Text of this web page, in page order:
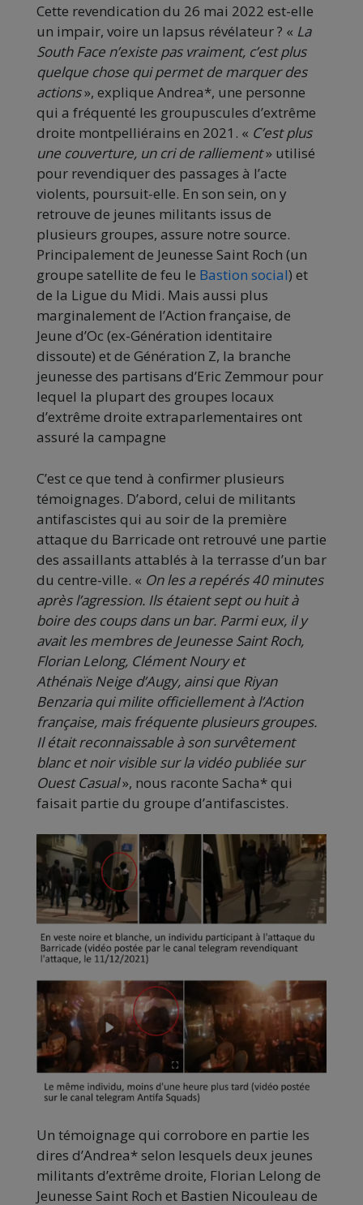
Cette revendication du 26 mai 2022 est-elle
un impair, voire un lapsus révélateur ? « La
South Face n’existe pas vraiment, c’est plus
quelque chose qui permet de marquer des
actions», explique Andrea*, une personne
qui a fréquenté les groupuscules d’extrême
droite montpelliérains en 2021. « C’est plus
une couverture, un cri de ralliement» utilisé
pour revendiquer des passages à l’acte
violents, poursuit-elle. En son sein, on y
retrouve de jeunes militants issus de
plusieurs groupes, assure notre source.
Principalement de Jeunesse Saint Roch (un
groupe satellite de feu le Bastion social) et
de la Ligue du Midi. Mais aussi plus
marginalement de l’Action française, de
Jeune d’Oc (ex-Génération identitaire
dissoute) et de Génération Z, la branche
jeunesse des partisans d’Eric Zemmour pour
lequel la plupart des groupes locaux
d’extrême droite extraparlementaires ont
assuré la campagne
C’est ce que tend à confirmer plusieurs
témoignages. D’abord, celui de militants
antifascistes qui au soir de la première
attaque du Barricade ont retrouvé une partie
des assaillants attablés à la terrasse d’un bar
du centre-ville. « On les a repérés 40 minutes
après l’agression. Ils étaient sept ou huit à
boire des coups dans un bar. Parmi eux, il y
avait les membres de Jeunesse Saint Roch,
Florian Lelong, Clément Noury et
Athénaïs Neige d’Augy, ainsi que Riyan
Benzaria qui milite officiellement à l’Action
française, mais fréquente plusieurs groupes.
Il était reconnaissable à son survêtement
blanc et noir visible sur la vidéo publiée sur
Ouest Casual», nous raconte Sacha* qui
faisait partie du groupe d’antifascistes.
Un témoignage qui corrobore en partie les
dires d’Andrea* selon lesquels deux jeunes
militants d’extrême droite, Florian Lelong de
Jeunesse Saint Roch et Bastien Nicouleau de